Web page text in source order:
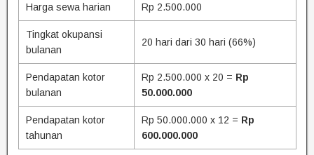
Harga sewa harian Rp 2.500.000
Tingkat okupansi
bulanan
20 hari dari 30 hari (66%)
Pendapatan kotor
bulanan
Rp 2.500.000 x 20 = Rp
50.000.000
Pendapatan kotor
tahunan
Rp 50.000.000 x 12 = Rp
600.000.000